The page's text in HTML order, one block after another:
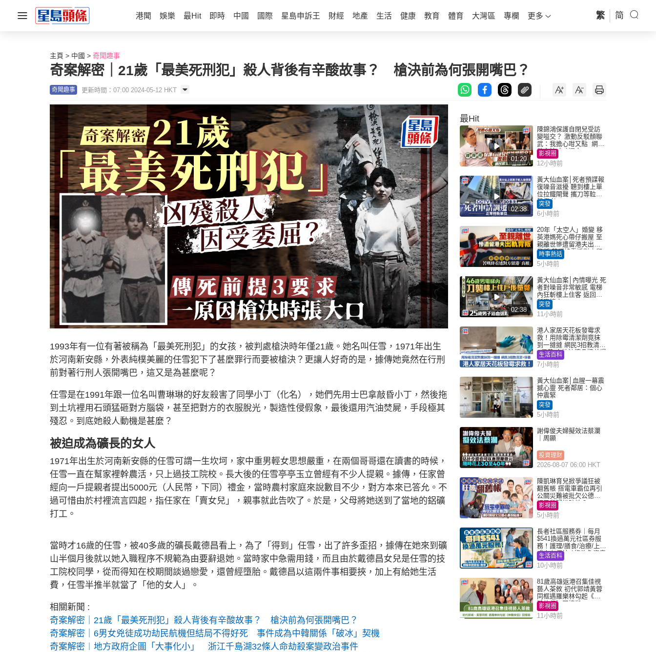
港聞 娛樂 最Hit 即時 中國 國際 星島申訴王 財經 地產 生活 健康 教育 體育 大灣區 專欄 更多 繁 简
主頁 中國 奇聞趣事
奇案解密｜21歲「最美死刑犯」殺人背後有辛酸故事？ 槍決前為何張開嘴巴？
奇聞趣事 更新時間：07:00 2024-05-12 HKT
1993年有一位有著被稱為「最美死刑犯」的女孩，被判處槍決時年僅21歲。她名叫任雪，1971年出生
於河南新安縣，外表純樸美麗的任雪犯下了甚麼罪行而要被槍決？更讓人好奇的是，據傳她竟然在行刑
前對著行刑人張開嘴巴，這又是為甚麼呢？
任雪是在1991年跟一位名叫曹琳琳的好友殺害了同學小丁（化名），她們先用士巴拿敲昏小丁，然後拖
到土坑裡用石頭猛砸對方腦袋，甚至把對方的衣服脫光，製造性侵假象，最後還用汽油焚屍，手段極其
殘忍。到底她殺人動機是甚麼？
被迫成為礦長的女人
1971年出生於河南新安縣的任雪可謂一生坎坷，家中重男輕女思想嚴重，在兩個哥哥還在讀書的時候，
任雪一直在幫家裡幹農活，只上過技工院校。長大後的任雪亭亭玉立曾經有不少人提親。據傳，任家曾
經向一戶提親者提出5000元（人民幣，下同）禮金，當時農村家庭來說數目不少，對方本來已答允。不
過可惜由於村裡流言四起，指任家在「賣女兒」，親事就此告吹了。於是，父母將她送到了當地的鋁礦
打工。
當時才16歲的任雪，被40多歲的礦長戴德昌看上，為了「得到」任雪，出了許多歪招，據傳在她來到礦
山半個月後就以她入職程序不規範為由要辭退她。當時家中急需用錢，而且由於戴德昌女兒是任雪的技
工院校同學，從而得知在校期間談過戀愛，還曾經墮胎。戴德昌以這兩件事相要挾，加上有給她生活
費，任雪半推半就當了「他的女人」。
相關新聞 :
奇案解密｜21歲「最美死刑犯」殺人背後有辛酸故事？ 槍決前為何張開嘴巴？
奇案解密｜6男女兇徒成功劫民航機但結局不得好死 事件成為中韓關係「破冰」契機
奇案解密︱地方政府企圖「大事化小」 浙江千島湖32條人命劫殺案變政治事件
最Hit
01:20
陳錦鴻保護自閉兒受訪
變嗌交？ 激動反駁顏聯
武：我擔心咁又點 網民
批主持咄咄逼人
影視圈
12小時前
02:38
黃大仙血案│死者預謀報
復噪音滋擾 聽到樓上單
位拉鐵閘聲 攜刀等𨋢伏
擊傷者
突發
6小時前
20年「太空人」婚變 移
英港媽死心帶仔搬屋 至
親離世慘遭留港夫出軌
背叛 苦嘆終看透對方留
港「真相」｜Juicy叮
時事熱話
5小時前
02:38
黃大仙血案│內情曝光 死
者對噪音非常敏感 電梯
內狂斬樓上住客 返回住
所墮樓亡
突發
11小時前
港人家居天花板發霉求
救！用除霉清潔劑竟抹
到一撻撻 網民3招教清潔
+保養 本地油漆品牌曾提
醒勿用1物防變色
生活百科
7小時前
黃大仙血案│血腥一幕震
撼心靈 死者鄰居：個心
仲震緊
突發
5小時前
謝偉俊夫婦擬效法蔡瀾
｜周顯
投資理財
2026-08-07 06:00 HKT
陳凱琳育兒掀爭議狂被
翻舊帳 搭電車霸位再引
公關災難被批欠公德心
網民質疑扮貼地？
影視圈
5小時前
長者社區服務券｜每月
$541換過萬元社區券服
務！護理/膳食/治療/上門
或中心任揀 1條件免資產
審查（附申請資格及教
學）
生活百科
10小時前
81歲高雄返港召集佳視
藝人茶敘 初代郭靖黃蓉
同框遇羅樂林勾起《神
鵰俠侶》回憶殺
影視圈
11小時前